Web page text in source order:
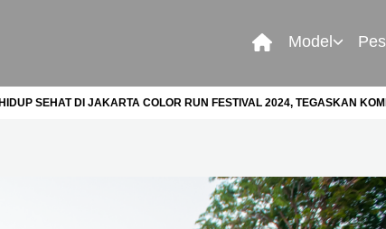
Model
SEHAT DI JAKARTA COLOR RUN FESTIVAL 2024, TEGASKAN